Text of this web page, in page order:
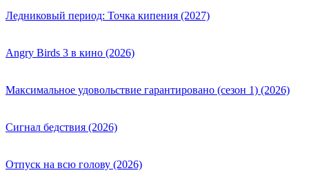
Ледниковый период: Точка кипения (2027)
Angry Birds 3 в кино (2026)
Максимальное удовольствие гарантировано (сезон 1) (2026)
Сигнал бедствия (2026)
Отпуск на всю голову (2026)